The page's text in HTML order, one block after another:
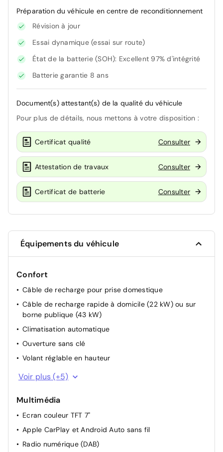
Préparation du véhicule en centre de reconditionnement
Révision à jour
Essai dynamique (essai sur route)
État de la batterie (SOH): Excellent 97% d'intégrité
Batterie garantie 8 ans
Document(s) attestant(s) de la qualité du véhicule
Pour plus de détails, nous mettons à votre disposition :
Certificat qualité Consulter
Attestation de travaux Consulter
Certificat de batterie Consulter
Équipements du véhicule
Confort
Câble de recharge pour prise domestique
Câble de recharge rapide à domicile (22 kW) ou sur
borne publique (43 kW)
Climatisation automatique
Ouverture sans clé
Volant réglable en hauteur
Lunette AR chauffante
Activation automatique phares (crépuscule/aube)
Direction assistée électrique
Colonne de direction inclinable
Voir plus (+5)
Multimédia
Ecran couleur TFT 7"
Apple CarPlay et Android Auto sans fil
Radio numérique (DAB)